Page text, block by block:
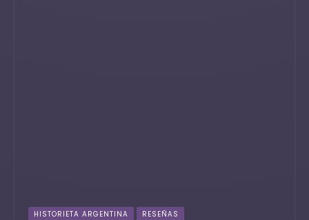
HISTORIETA ARGENTINA RESEÑAS